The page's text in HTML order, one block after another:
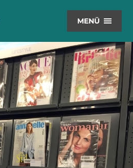
MENÜ